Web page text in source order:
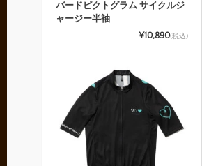
バードピクトグラム サイクルジ
ャージー半袖
¥10,890(税込)